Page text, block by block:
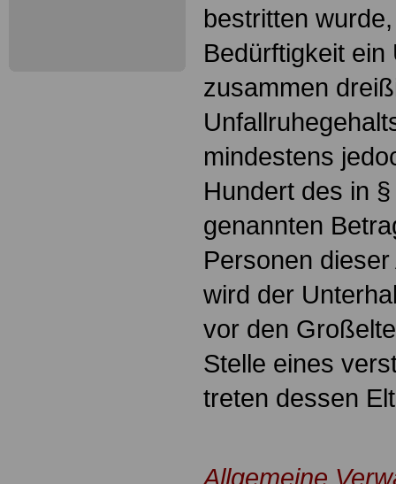
bestritten
Bedürftigkeit
zusammen
mindestens
Hundert des in
genannten
Personen
wird der
vor den
Stelle eines
treten dessen
Allgemeine